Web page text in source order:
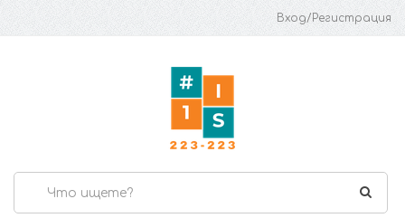
Вход/Регистрация